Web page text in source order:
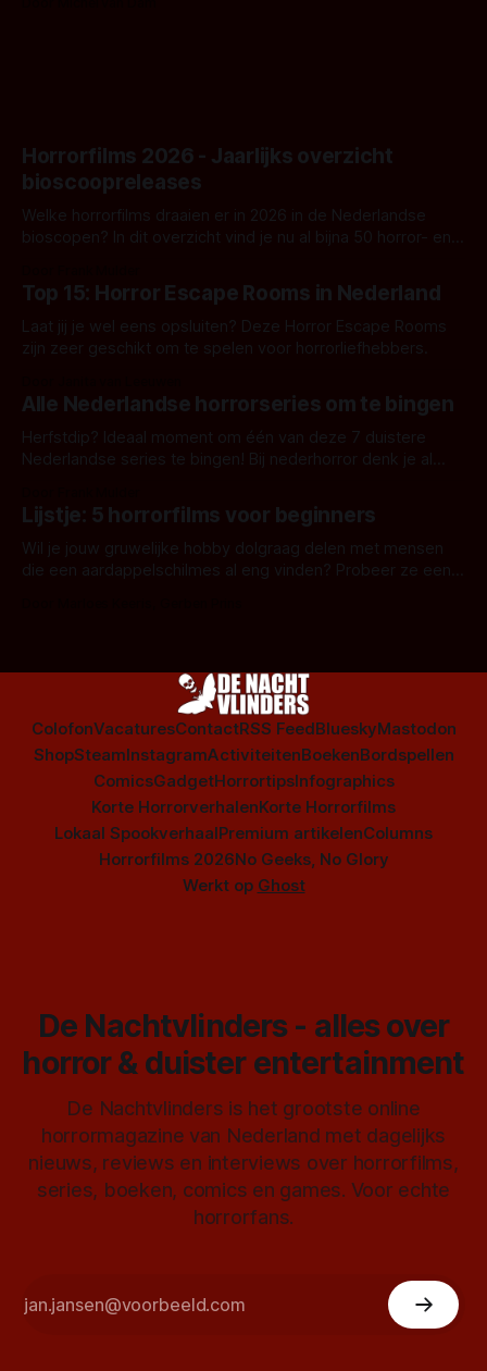
Horrorfilms 2026 - Jaarlijks overzicht
bioscoopreleases
Welke horrorfilms draaien er in 2026 in de Nederlandse
bioscopen? In dit overzicht vind je nu al bijna 50 horror- en
Top 15: Horror Escape Rooms in Nederland
Laat jij je wel eens opsluiten? Deze Horror Escape Rooms
zijn zeer geschikt om te spelen voor horrorliefhebbers.
Alle Nederlandse horrorseries om te bingen
Herfstdip? Ideaal moment om één van deze 7 duistere
Nederlandse series te bingen! Bij nederhorror denk je al
Amsterdamned of The Johnsons. Maar Nederlandse horror
is niet beperkt tot films. Hier een aantal Nederlandse tv-
series uit het duistere of horrorgenre. Als
Lijstje: 5 horrorfilms voor beginners
Wil je jouw gruwelijke hobby dolgraag delen met mensen
die een aardappelschilmes al eng vinden? Probeer ze eens
ColofonVacaturesContactRSS FeedBlueskyMastodon
ShopSteamInstagramActiviteitenBoekenBordspellen
ComicsGadgetHorrortipsInfographics
Korte HorrorverhalenKorte Horrorfilms
Lokaal SpookverhaalPremium artikelenColumns
Horrorfilms 2026No Geeks, No Glory
Werkt op Ghost
De Nachtvlinders - alles over
horror & duister entertainment
De Nachtvlinders is het grootste online
horrormagazine van Nederland met dagelijks
nieuws, reviews en interviews over horrorfilms,
series, boeken, comics en games. Voor echte
horrorfans.